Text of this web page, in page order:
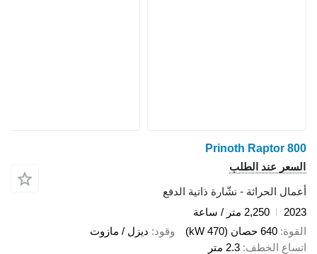
Prinoth Raptor 800
السعر عند الطلب
أعمال الحراثة - نشّارة ذاتية الدفع
2023
2,250 متر / ساعة
القوة 640 حصان (470 kW) وقود ديزل / مازوت
اتساع الخطف 2.3 متر